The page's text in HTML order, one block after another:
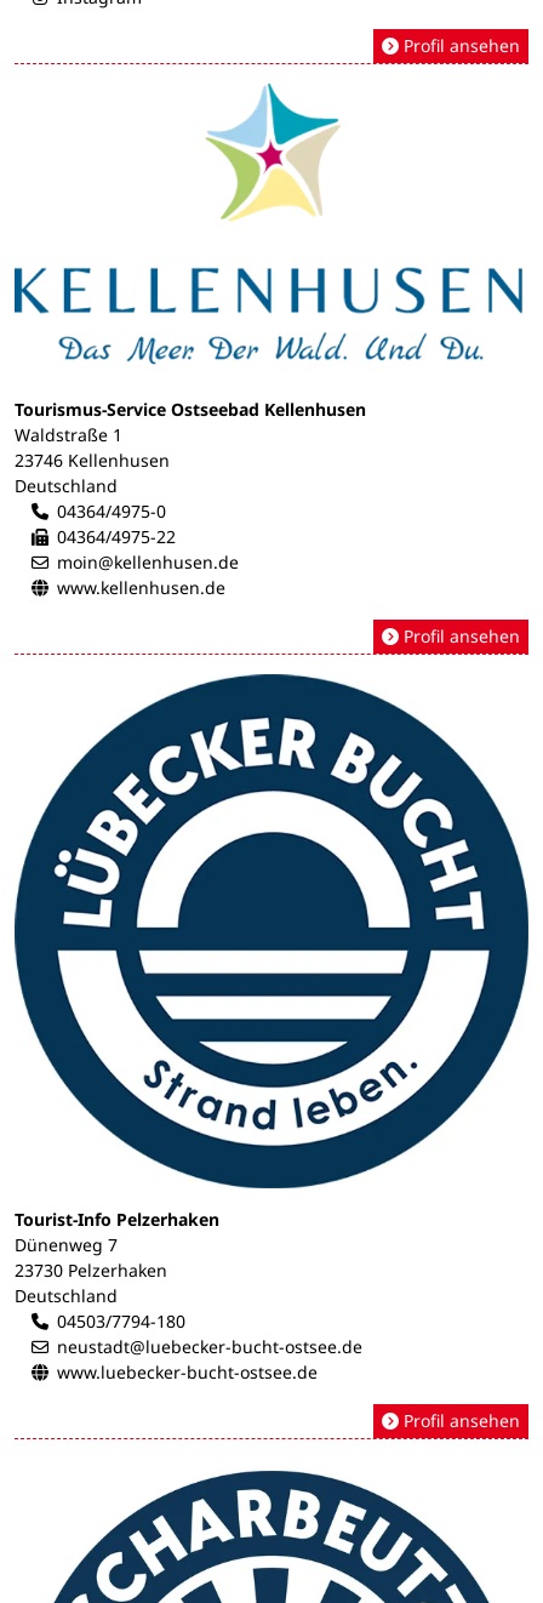
Profil ansehen
Tourismus-Service Ostseebad Kellenhusen
Waldstraße 1
23746 Kellenhusen
Deutschland
04364/4975-0
04364/4975-22
moin@kellenhusen.de
www.kellenhusen.de
Profil ansehen
Tourist-Info Pelzerhaken
Dünenweg 7
23730 Pelzerhaken
Deutschland
04503/7794-180
neustadt@luebecker-bucht-ostsee.de
www.luebecker-bucht-ostsee.de
Profil ansehen